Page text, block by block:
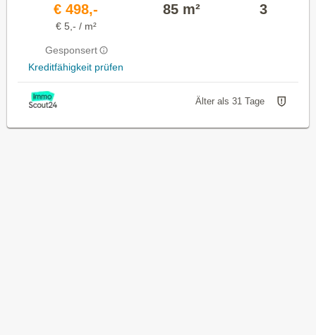
€ 498,-
€ 5,- / m²
Gesponsert
Kreditfähigkeit prüfen
85 m² 3
Älter als 31 Tage